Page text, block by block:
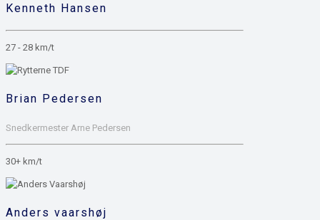
Kenneth Hansen
27 - 28 km/t
Brian Pedersen
Snedkermester Arne Pedersen
30+ km/t
Anders vaarshøj